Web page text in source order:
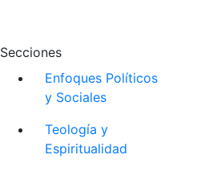
Secciones
Enfoques Políticos
y Sociales
Teología y
Espiritualidad